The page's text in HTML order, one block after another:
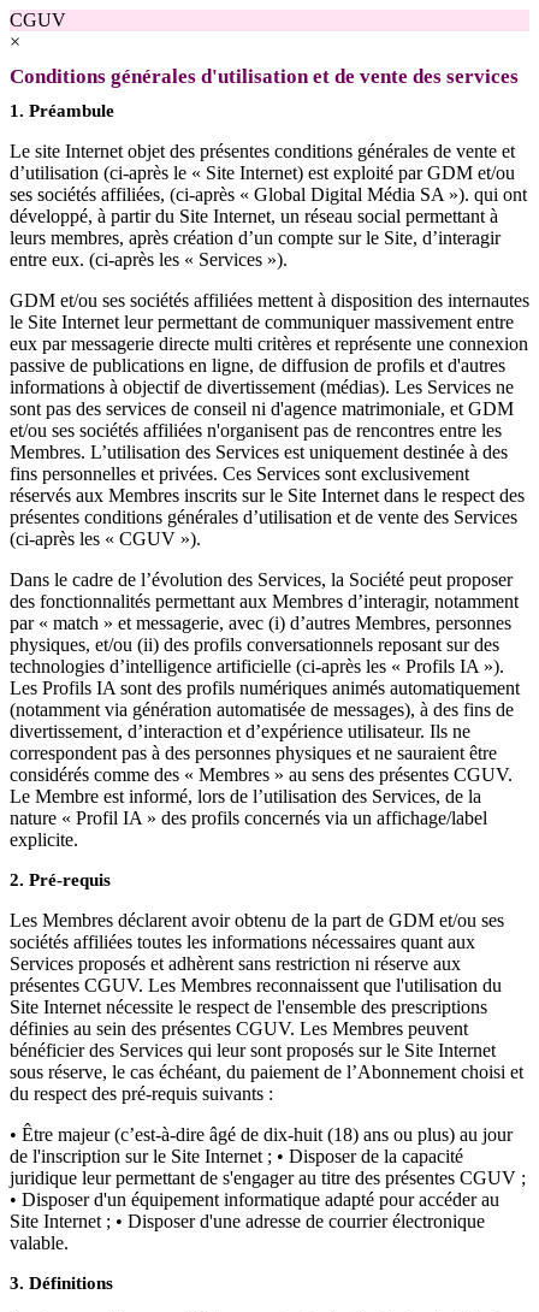
CGUV
×
Conditions générales d'utilisation et de vente des services
1. Préambule
Le site Internet objet des présentes conditions générales de vente et
d’utilisation (ci-après le « Site Internet) est exploité par GDM et/ou
ses sociétés affiliées, (ci-après « Global Digital Média SA »). qui ont
développé, à partir du Site Internet, un réseau social permettant à
leurs membres, après création d’un compte sur le Site, d’interagir
entre eux. (ci-après les « Services »).
GDM et/ou ses sociétés affiliées mettent à disposition des internautes
le Site Internet leur permettant de communiquer massivement entre
eux par messagerie directe multi critères et représente une connexion
passive de publications en ligne, de diffusion de profils et d'autres
informations à objectif de divertissement (médias). Les Services ne
sont pas des services de conseil ni d'agence matrimoniale, et GDM
et/ou ses sociétés affiliées n'organisent pas de rencontres entre les
Membres. L’utilisation des Services est uniquement destinée à des
fins personnelles et privées. Ces Services sont exclusivement
réservés aux Membres inscrits sur le Site Internet dans le respect des
présentes conditions générales d’utilisation et de vente des Services
(ci-après les « CGUV »).
Dans le cadre de l’évolution des Services, la Société peut proposer
des fonctionnalités permettant aux Membres d’interagir, notamment
par « match » et messagerie, avec (i) d’autres Membres, personnes
physiques, et/ou (ii) des profils conversationnels reposant sur des
technologies d’intelligence artificielle (ci-après les « Profils IA »).
Les Profils IA sont des profils numériques animés automatiquement
(notamment via génération automatisée de messages), à des fins de
divertissement, d’interaction et d’expérience utilisateur. Ils ne
correspondent pas à des personnes physiques et ne sauraient être
considérés comme des « Membres » au sens des présentes CGUV.
Le Membre est informé, lors de l’utilisation des Services, de la
nature « Profil IA » des profils concernés via un affichage/label
explicite.
2. Pré-requis
Les Membres déclarent avoir obtenu de la part de GDM et/ou ses
sociétés affiliées toutes les informations nécessaires quant aux
Services proposés et adhèrent sans restriction ni réserve aux
présentes CGUV. Les Membres reconnaissent que l'utilisation du
Site Internet nécessite le respect de l'ensemble des prescriptions
définies au sein des présentes CGUV. Les Membres peuvent
bénéficier des Services qui leur sont proposés sur le Site Internet
sous réserve, le cas échéant, du paiement de l’Abonnement choisi et
du respect des pré-requis suivants :
• Être majeur (c’est-à-dire âgé de dix-huit (18) ans ou plus) au jour
de l'inscription sur le Site Internet ; • Disposer de la capacité
juridique leur permettant de s'engager au titre des présentes CGUV ;
• Disposer d'un équipement informatique adapté pour accéder au
Site Internet ; • Disposer d'une adresse de courrier électronique
valable.
3. Définitions